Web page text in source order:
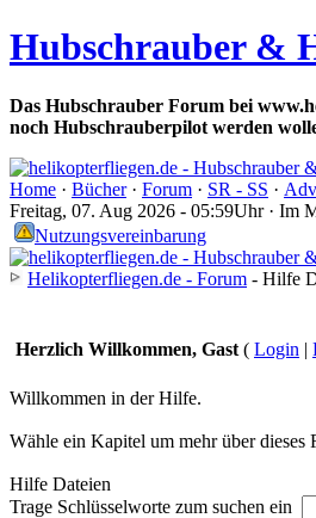
Hubschrauber &
Das Hubschrauber Forum bei
noch Hubschrauberpilot werden
Home · Bücher· Forum · SR - SS ·
Freitag, 07. Aug 2026 - 05:59Uhr · Im
Nutzungsvereinbarung
Helikopterfliegen.de - Forum - Hilfe
Herzlich Willkommen, Gast ( Login |
Willkommen in der Hilfe.
Wähle ein Kapitel um mehr über dieses
Hilfe Dateien
Trage Schlüsselworte zum suchen ein